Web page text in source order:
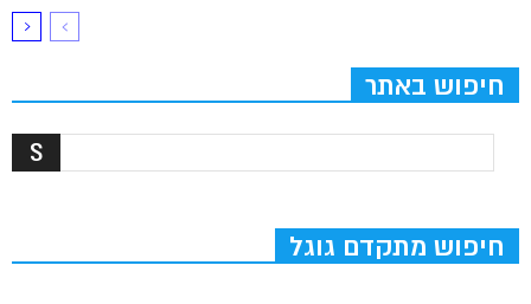
חיפוש באתר
חיפוש מתקדם גוגל